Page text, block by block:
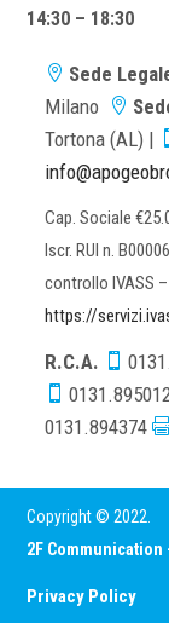
14:30 – 18:30
 Sede
Milano

Tortona (AL) |
Cap. Sociale
Iscr. RUI n.
controllo IVASS
https://
R.C.A. 

0131.894374
Copyright © 2022.
2F
Privacy Policy